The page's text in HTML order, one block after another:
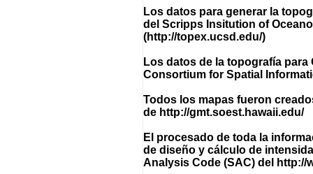
Los datos para generar la
del Scripps Insitution of
(http://topex.ucsd.edu/)
Los datos de la topografía
Consortium for Spatial
Todos los mapas fueron
de http://gmt.soest.hawaii.edu/
El procesado de toda la
de diseño y cálculo de
Analysis Code (SAC) del http://